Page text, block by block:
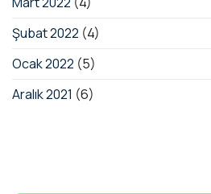
Şubat 2022 (4)
Ocak 2022 (5)
Aralık 2021 (6)